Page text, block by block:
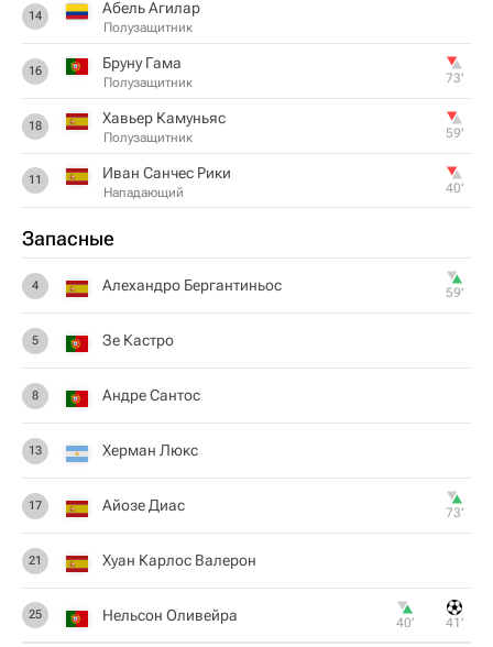
14 Абель Агилар
Полузащитник
16 Бруну Гама
Полузащитник 73‎’‎
18 Хавьер Камуньяс
Полузащитник 59‎’‎
11 Иван Санчес Рики
Нападающий 40‎’‎
Запасные
4 Алехандро Бергантиньос 59‎’‎
5 Зе Кастро
8 Андре Сантос
13 Херман Люкс
17 Айозе Диас 73‎’‎
21 Хуан Карлос Валерон
25 Нельсон Оливейра 40‎’‎ 41‎’‎